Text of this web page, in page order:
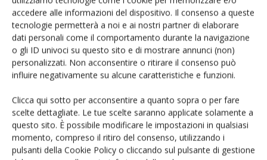
accedere alle informazioni del dispositivo. Il consenso a queste
tecnologie permetterà a noi e ai nostri partner di elaborare
dati personali come il comportamento durante la navigazione
o gli ID univoci su questo sito e di mostrare annunci (non)
personalizzati. Non acconsentire o ritirare il consenso può
influire negativamente su alcune caratteristiche e funzioni.
Clicca qui sotto per acconsentire a quanto sopra o per fare
scelte dettagliate. Le tue scelte saranno applicate solamente a
questo sito. È possibile modificare le impostazioni in qualsiasi
momento, compreso il ritiro del consenso, utilizzando i
pulsanti della Cookie Policy o cliccando sul pulsante di gestione
Rimani aggiornato sul mondo
dell’agricoltura
Iscriviti alle nostre newsletter